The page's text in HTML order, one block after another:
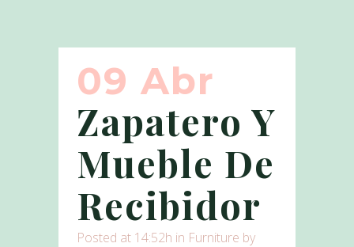
09 Abr
Zapatero Y
Mueble De
Recibidor
Posted at 14:52h in Furniture by